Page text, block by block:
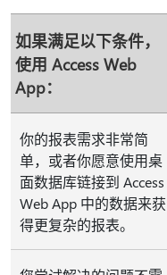
如果满足以下条件，
使用 Access Web
App：
你的报表需求非常简
单，或者你愿意使用桌
面数据库链接到 Access
Web App 中的数据来获
得更复杂的报表。